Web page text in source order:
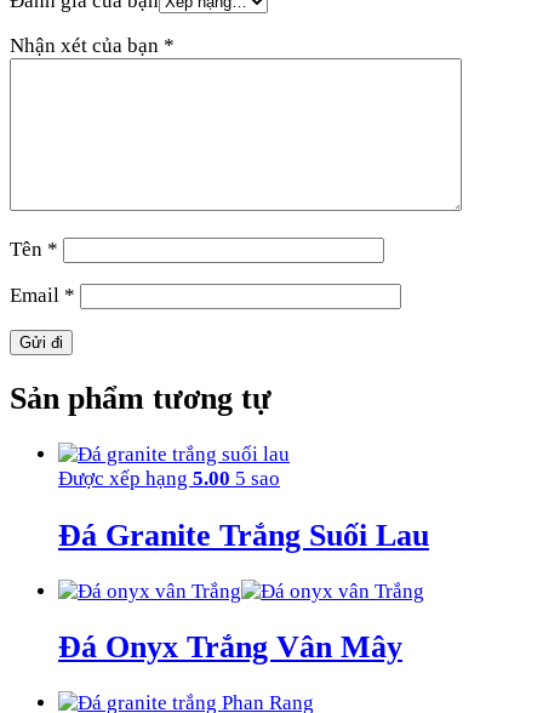
Nhận xét của bạn *
Tên *
Email *
Sản phẩm tương tự
Được xếp hạng 5.00 5 sao
Đá Granite Trắng Suối Lau
Đá Onyx Trắng Vân Mây